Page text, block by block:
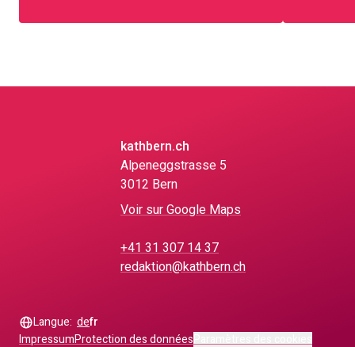
kathbern.ch
Alpeneggstrasse 5
3012 Bern
Voir sur Google Maps
+41 31 307 14 37
redaktion@kathbern.ch
ImpressumProtection des donnéesParamètres des cookies
Langue: defr